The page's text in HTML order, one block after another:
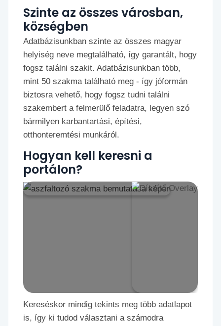
Szinte az összes városban,
községben
Adatbázisunkban szinte az összes magyar
helyiség neve megtalálható, így garantált, hogy
fogsz találni szakit. Adatbázisunkban több,
mint 50 szakma található meg - így jóformán
biztosra vehető, hogy fogsz tudni találni
szakembert a felmerülő feladatra, legyen szó
bármilyen karbantartási, építési,
otthonteremtési munkáról.
Hogyan kell keresni a
portálon?
Kereséskor mindig tekints meg több adatlapot
is, így ki tudod választani a számodra